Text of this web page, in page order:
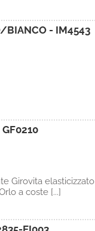
BIANCO - IM4543
GF0210
Girovita elasticizzato
a coste [...]